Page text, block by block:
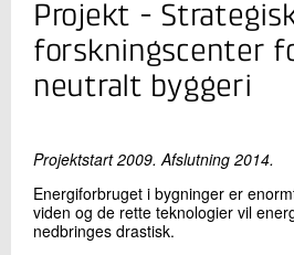
Jeg er din kontaktperson
Projekt -
forskningscenter
neutralt byggeri
Projektstart 2009. Afslutning 2014.
Energiforbruget i bygninger er
viden og de rette teknologier vil
nedbringes drastisk.